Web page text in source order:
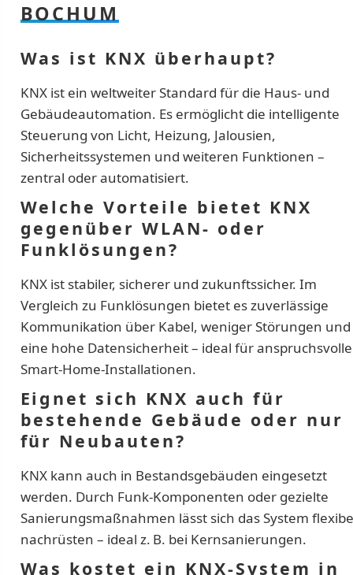
BOCHUM
Was ist KNX überhaupt?
KNX ist ein weltweiter Standard für die Haus- und
Gebäudeautomation. Es ermöglicht die intelligente
Steuerung von Licht, Heizung, Jalousien,
Sicherheitssystemen und weiteren Funktionen –
zentral oder automatisiert.
Welche Vorteile bietet KNX
gegenüber WLAN- oder
Funklösungen?
KNX ist stabiler, sicherer und zukunftssicher. Im
Vergleich zu Funklösungen bietet es zuverlässige
Kommunikation über Kabel, weniger Störungen und
eine hohe Datensicherheit – ideal für anspruchsvolle
Smart-Home-Installationen.
Eignet sich KNX auch für
bestehende Gebäude oder nur
für Neubauten?
KNX kann auch in Bestandsgebäuden eingesetzt
werden. Durch Funk-Komponenten oder gezielte
Sanierungsmaßnahmen lässt sich das System
nachrüsten – ideal z. B. bei Kernsanierungen.
Was kostet ein KNX-System in